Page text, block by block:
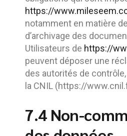
https://
notamment en matière
d’archivage des
Utilisateurs de https://
peuvent déposer une
des autorités de
la CNIL (https://
7.4 Non-